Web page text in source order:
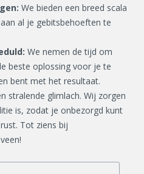
We bieden een breed scala
al je gebitsbehoeften te
We nemen de tijd om
beste oplossing voor je te
bent met het resultaat.
stralende glimlach. Wij zorgen
is, zodat je onbezorgd kunt
Tot ziens bij